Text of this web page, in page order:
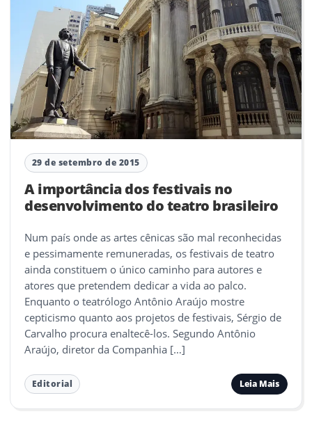
29 de setembro de 2015
A importância dos festivais no
desenvolvimento do teatro brasileiro
Num país onde as artes cênicas são mal reconhecidas
e pessimamente remuneradas, os festivais de teatro
ainda constituem o único caminho para autores e
atores que pretendem dedicar a vida ao palco.
Enquanto o teatrólogo Antônio Araújo mostre
cepticismo quanto aos projetos de festivais, Sérgio de
Carvalho procura enaltecê-los. Segundo Antônio
Araújo, diretor da Companhia […]
Editorial Leia Mais